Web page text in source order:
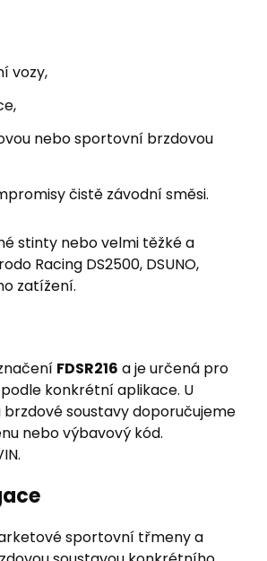
vozy,
nebo sportovní brzdovou
čistě závodní směsi.
stinty nebo velmi těžké a
Racing DS2500, DSUNO,
zatížení.
FDSR216 a je určená pro
podle konkrétní aplikace. U
soustavy doporučujeme
nebo výbavový kód.
sportovní třmeny a